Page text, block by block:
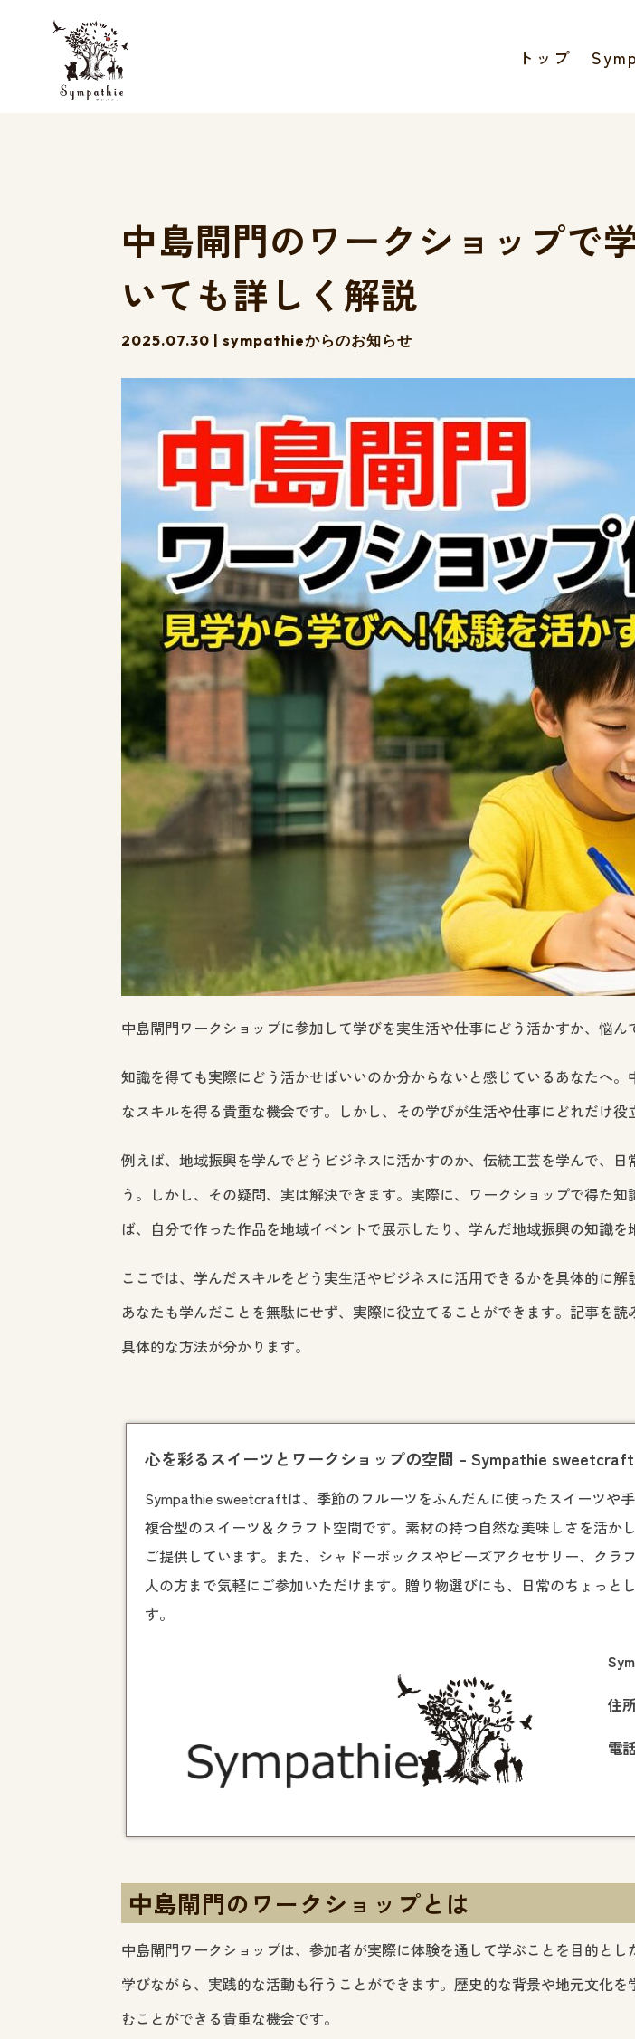
トップ
中島閘門のワークショップで
いても詳しく解説
2025.07.30 |sympathieからのお知らせ
中島閘門ワークショップに参加して学びを実生活や仕事にどう活かすか、悩ん
知識を得ても実際にどう活かせばいいのか分からないと感じているあなたへ
なスキルを得る貴重な機会です。しかし、その学びが生活や仕事にどれだけ
例えば、地域振興を学んでどうビジネスに活かすのか、伝統工芸を学んで、
う。しかし、その疑問、実は解決できます。実際に、ワークショップで得た
ば、自分で作った作品を地域イベントで展示したり、学んだ地域振興の知識
ここでは、学んだスキルをどう実生活やビジネスに活用できるかを具体的に
あなたも学んだことを無駄にせず、実際に役立てることができます。記事を
具体的な方法が分かります。
心を彩るスイーツとワークショップの空間 – Sympathie sweetcraft
Sympathie sweetcraftは、季節のフルーツをふんだんに使ったスイーツや
複合型のスイーツ＆クラフト空間です。素材の持つ自然な美味しさを活
ご提供しています。また、シャドーボックスやビーズアクセサリー、クラ
人の方まで気軽にご参加いただけます。贈り物選びにも、日常のちょっ
す。
住
電
中島閘門のワークショップとは
中島閘門ワークショップは、参加者が実際に体験を通して学ぶことを目的と
学びながら、実践的な活動も行うことができます。歴史的な背景や地元文化
むことができる貴重な機会です。